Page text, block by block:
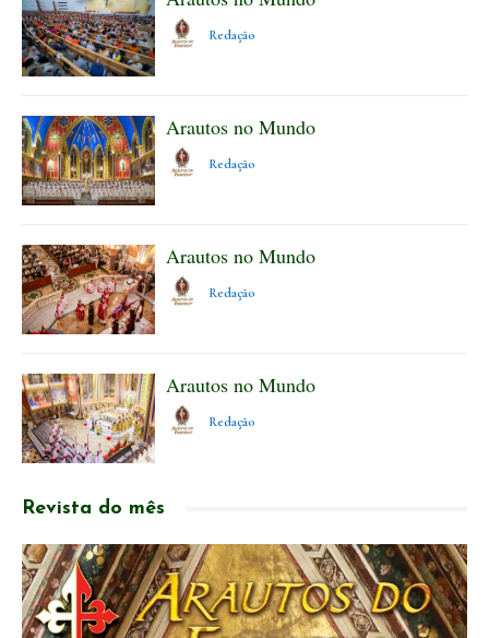
Redação
Arautos no Mundo
Redação
Arautos no Mundo
Redação
Arautos no Mundo
Redação
Revista do mês